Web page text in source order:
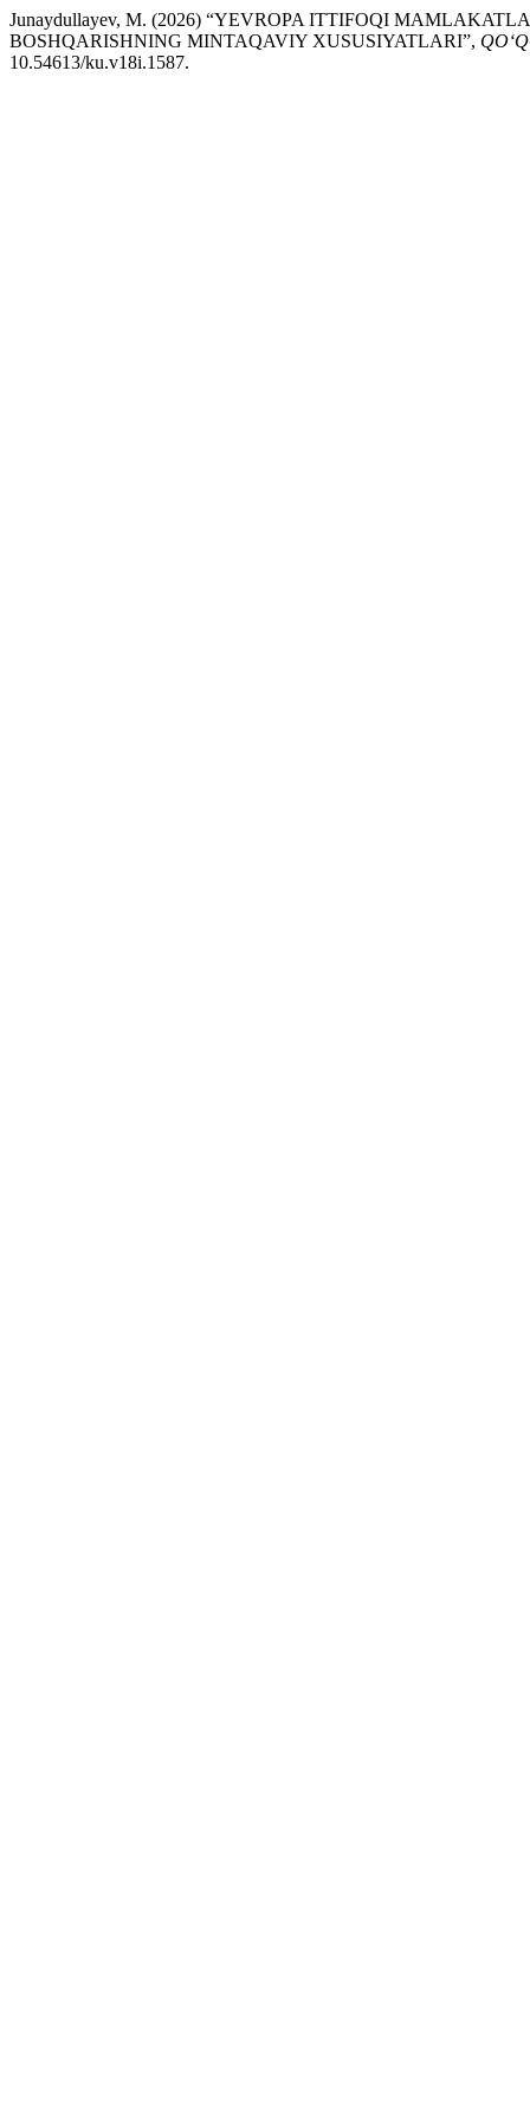
Junaydullayev, M. (2026) “YEVROPA ITTIFOQI
BOSHQARISHNING MINTAQAVIY XUSUSIYATLARI”,
10.54613/ku.v18i.1587.